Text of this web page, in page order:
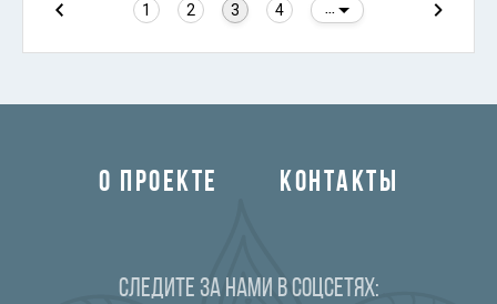
1 2 3 4
О ПРОЕКТЕ КОНТАКТЫ
Следите за нами в соцсетях: